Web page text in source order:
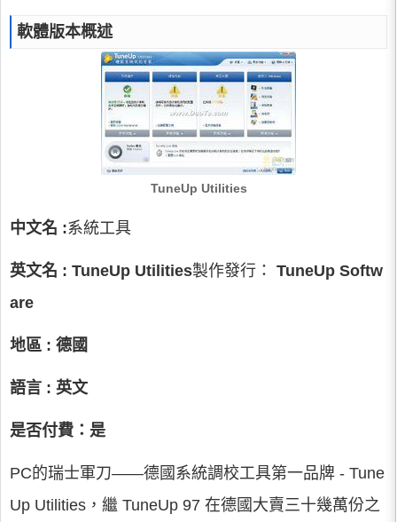
軟體版本概述
TuneUp Utilities
中文名 :系統工具
英文名 : TuneUp Utilities製作發行： TuneUp Softw
are
地區 : 德國
語言 : 英文
是否付費：是
PC的瑞士軍刀——德國系統調校工具第一品牌 - Tune
Up Utilities，繼 TuneUp 97 在德國大賣三十幾萬份之